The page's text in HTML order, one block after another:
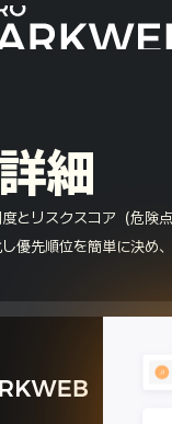
細
とリスクスコア（危険
優先順位を簡単に決め